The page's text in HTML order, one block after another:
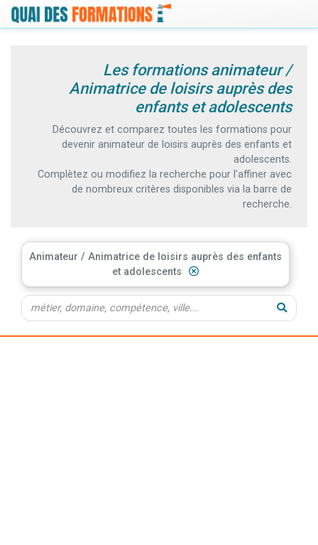
Les formations animateur /
Animatrice de loisirs auprès des
enfants et adolescents
Découvrez et comparez toutes les formations pour
devenir animateur de loisirs auprès des enfants et
adolescents.
Complètez ou modifiez la recherche pour l'affiner avec
de nombreux critères disponibles via la barre de
recherche.
Animateur / Animatrice de loisirs auprès des enfants
et adolescents